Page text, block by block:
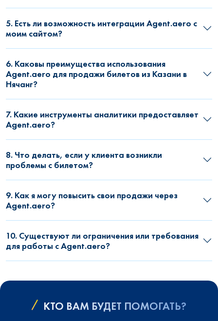
5. Есть ли возможность интеграции Agent.aero с
моим сайтом?
6. Каковы преимущества использования
Agent.aero для продажи билетов из Казани в
Нячанг?
7. Какие инструменты аналитики предоставляет
Agent.aero?
8. Что делать, если у клиента возникли
проблемы с билетом?
9. Как я могу повысить свои продажи через
Agent.aero?
10. Существуют ли ограничения или требования
для работы с Agent.aero?
КТО ВАМ БУДЕТ ПОМОГАТЬ?